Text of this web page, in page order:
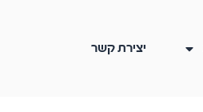
יצירת קשר